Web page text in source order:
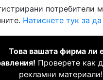
потребители
Натиснете тук за
Това вашата фирма ли
Проверете как
рекламни материали!